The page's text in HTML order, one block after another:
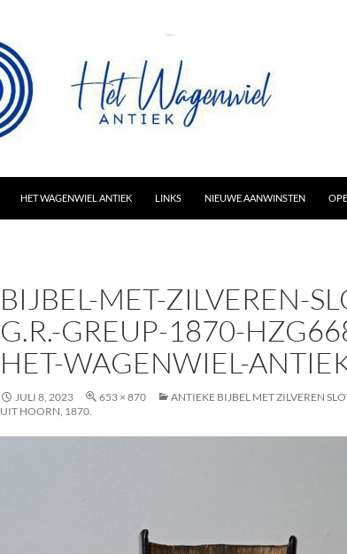
HET WAGENWIEL ANTIEK LINKS NIEUWE AANWINSTEN
BIJBEL-MET-ZILVEREN-
G.R.-GREUP-1870-
HET-WAGENWIEL-
JULI 8, 2023 653 × 870
ANTIEKE BIJBEL MET ZILVEREN
UIT HOORN, 1870.